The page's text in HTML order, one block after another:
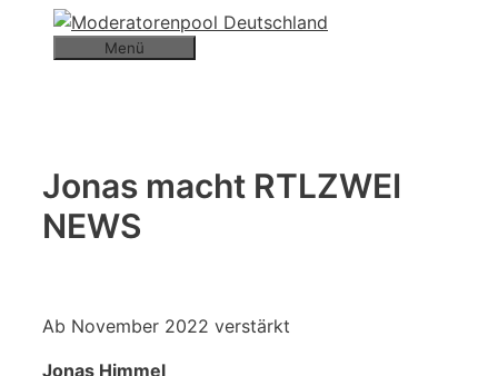
Menü
Jonas macht RTLZWEI
NEWS
Ab November 2022 verstärkt
Jonas Himmel